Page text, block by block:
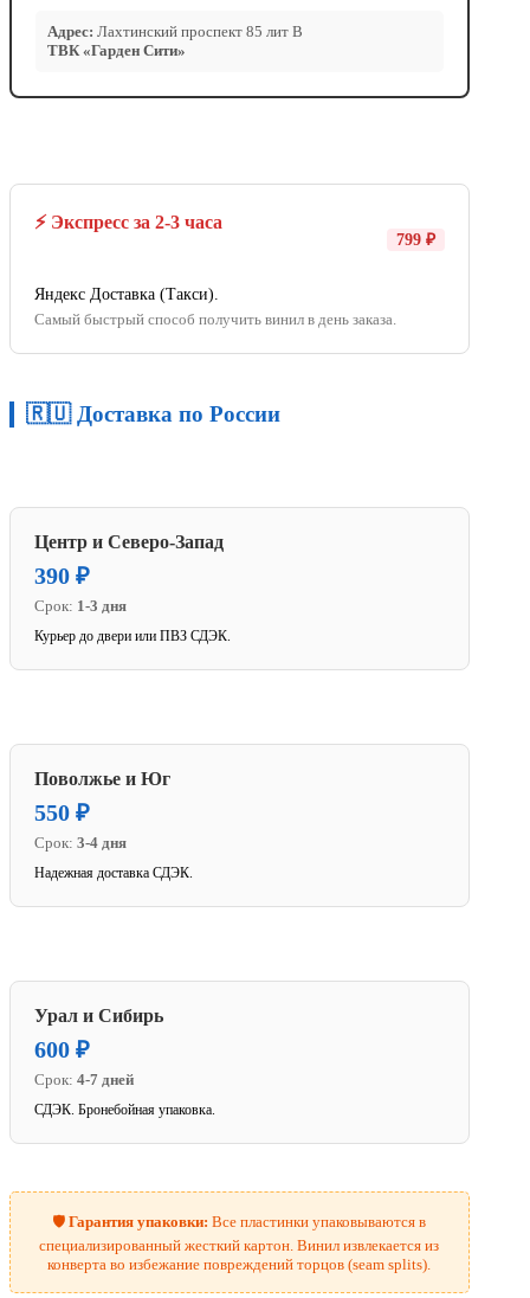
Адрес: Лахтинский проспект 85 лит В
ТВК «Гарден Сити»
⚡ Экспресс за 2-3 часа
799 ₽
Яндекс Доставка (Такси).
Самый быстрый способ получить винил в день заказа.
🇷🇺 Доставка по России
Центр и Северо-Запад
390 ₽
Срок: 1-3 дня
Курьер до двери или ПВЗ СДЭК.
Поволжье и Юг
550 ₽
Срок: 3-4 дня
Надежная доставка СДЭК.
Урал и Сибирь
600 ₽
Срок: 4-7 дней
СДЭК. Бронебойная упаковка.
🛡️Гарантия упаковки: Все пластинки упаковываются в
специализированный жесткий картон. Винил извлекается из
конверта во избежание повреждений торцов (seam splits).